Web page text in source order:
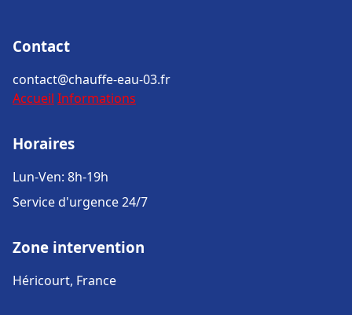
Contact
contact@chauffe-eau-03.fr
Accueil Informations
Horaires
Lun-Ven: 8h-19h
Service d'urgence 24/7
Zone intervention
Héricourt, France